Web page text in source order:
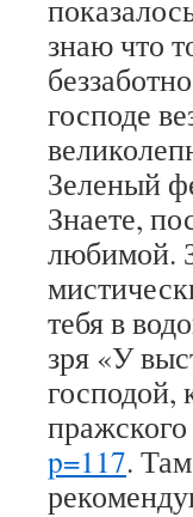
знаю что
господе
Зеленый
Знаете,
любимой.
тебя в
зря «У
господой,
p=117.